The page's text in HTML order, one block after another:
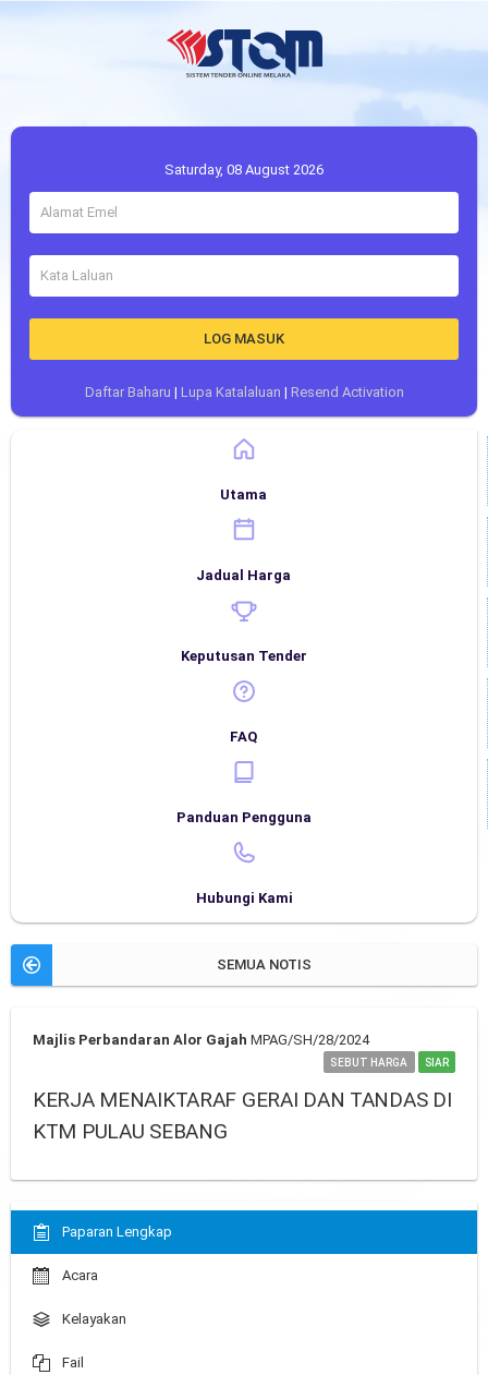
Saturday, 08 August 2026
LOG MASUK
Daftar Baharu | Lupa Katalaluan | Resend Activation
Utama
Jadual Harga
Keputusan Tender
FAQ
Panduan Pengguna
Hubungi Kami
SEMUA NOTIS
Majlis Perbandaran Alor Gajah MPAG/SH/28/2024
SEBUT HARGA SIAR
KERJA MENAIKTARAF GERAI DAN TANDAS DI
KTM PULAU SEBANG
Paparan Lengkap
Acara
Kelayakan
Fail